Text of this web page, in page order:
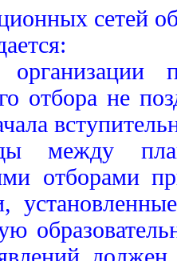
сетей
отбора не
между
отборами